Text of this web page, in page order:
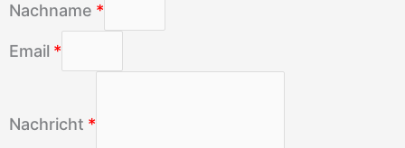
Nachname
Email
Nachricht